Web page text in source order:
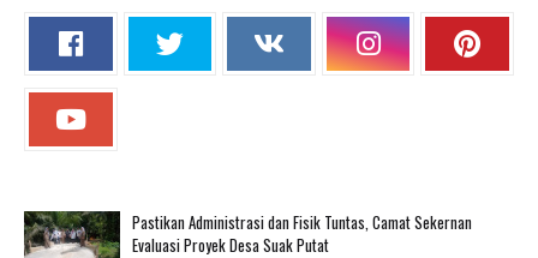
Pastikan Administrasi dan Fisik Tuntas, Camat Sekernan
Evaluasi Proyek Desa Suak Putat